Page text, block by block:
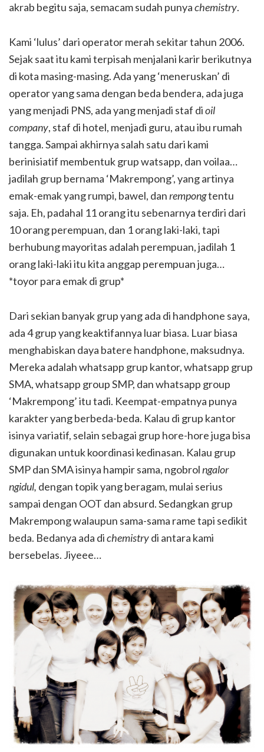
akrab begitu saja, semacam sudah punyachemistry.
Kami ‘lulus’ dari operator merah sekitar tahun 2006.
Sejak saat itu kami terpisah menjalani karir berikutnya
di kota masing-masing. Ada yang ‘meneruskan’ di
operator yang sama dengan beda bendera, ada juga
yang menjadi PNS, ada yang menjadi staf dioil
company, staf di hotel, menjadi guru, atau ibu rumah
tangga. Sampai akhirnya salah satu dari kami
berinisiatif membentuk grup watsapp, dan voilaa…
jadilah grup bernama ‘Makrempong’, yang artinya
emak-emak yang rumpi, bawel, danrempongtentu
saja. Eh, padahal 11 orang itu sebenarnya terdiri dari
10 orang perempuan, dan 1 orang laki-laki, tapi
berhubung mayoritas adalah perempuan, jadilah 1
orang laki-laki itu kita anggap perempuan juga…
*toyor para emak di grup*
Dari sekian banyak grup yang ada di handphone saya,
ada 4 grup yang keaktifannya luar biasa. Luar biasa
menghabiskan daya batere handphone, maksudnya.
Mereka adalah whatsapp grup kantor, whatsapp grup
SMA, whatsapp group SMP, dan whatsapp group
‘Makrempong’ itu tadi. Keempat-empatnya punya
karakter yang berbeda-beda. Kalau di grup kantor
isinya variatif, selain sebagai grup hore-hore juga bisa
digunakan untuk koordinasi kedinasan. Kalau grup
SMP dan SMA isinya hampir sama, ngobrolngalor
ngidul, dengan topik yang beragam, mulai serius
sampai dengan OOT dan absurd. Sedangkan grup
Makrempong walaupun sama-sama rame tapi sedikit
beda. Bedanya ada dichemistrydi antara kami
bersebelas. Jiyeee…